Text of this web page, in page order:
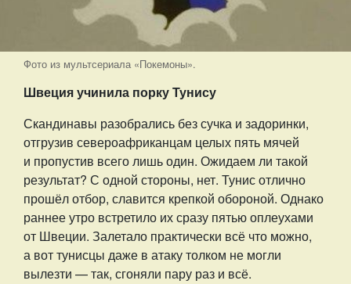
Фото из мультсериала «Покемоны».
Швеция учинила порку Тунису
Скандинавы разобрались без сучка и задоринки,
отгрузив североафриканцам целых пять мячей
и пропустив всего лишь один. Ожидаем ли такой
результат? С одной стороны, нет. Тунис отлично
прошёл отбор, славится крепкой обороной. Однако
раннее утро встретило их сразу пятью оплеухами
от Швеции. Залетало практически всё что можно,
а вот тунисцы даже в атаку толком не могли
вылезти — так, сгоняли пару раз и всё.